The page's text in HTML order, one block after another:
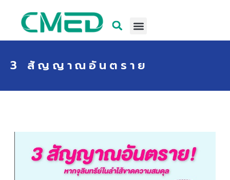
3 สัญญาณอันตราย